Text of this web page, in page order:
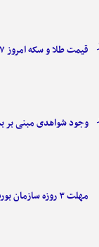
قیمت طلا و سکه امروز ۱۴۰۵/۰۵/۱۷
وجود شواهدی مبنی بر
مهلت ۳ روزه سازمان بورس به هلدینگ خلیج فارس